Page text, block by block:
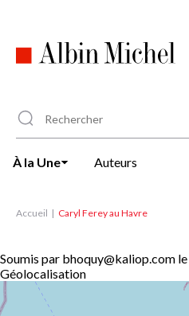
principal
À la Une Auteurs
Accueil Caryl Ferey au Havre
Soumis par bhoquy@kaliop.com le
Géolocalisation